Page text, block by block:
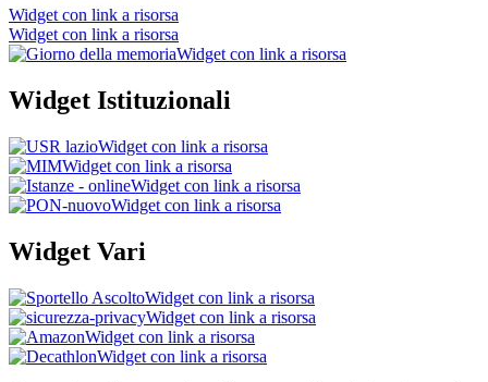
Widget con link a risorsa
Widget con link a risorsa
Widget con link a risorsa
Widget Istituzionali
Widget con link a risorsa
Widget con link a risorsa
Widget con link a risorsa
Widget con link a risorsa
Widget Vari
Widget con link a risorsa
Widget con link a risorsa
Widget con link a risorsa
Widget con link a risorsa